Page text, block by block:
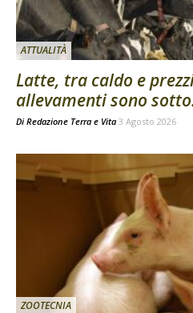
ATTUALITÀ
Latte, tra caldo e
allevamenti sono
Di Redazione Terra e Vita 3 Agosto 2026
ZOOTECNIA